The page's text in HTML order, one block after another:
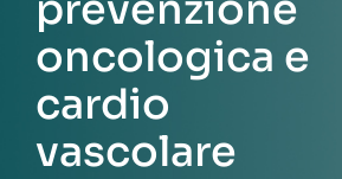
oncologica e
cardio
vascolare